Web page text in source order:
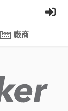
廠商